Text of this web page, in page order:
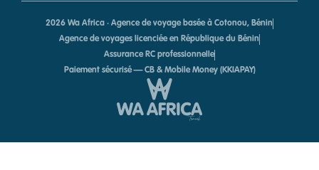
2026 Wa Africa · Agence de voyage basée à Cotonou, Bénin
Agence de voyages licenciée en République du Bénin
Assurance RC professionnelle
Paiement sécurisé — CB & Mobile Money (KKIAPAY)